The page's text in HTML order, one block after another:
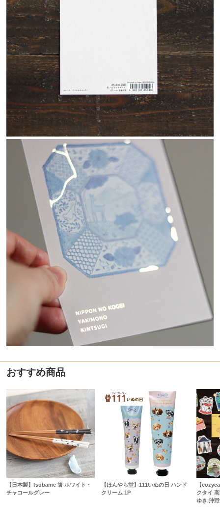
おすすめ商品
【日本製】tsubame 箸 ホワイト・
チャコールグレー
【ほんやら堂】111いぬの日 ハンド
クリーム 1P
【
クタイ
ゆき 沖